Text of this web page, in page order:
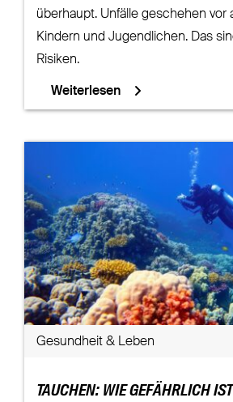
überhaupt. Unfälle geschehen vor
Kindern und Jugendlichen. Das
Risiken.
Weiterlesen
Gesundheit & Leben
TAUCHEN: WIE GEFÄHRLICH